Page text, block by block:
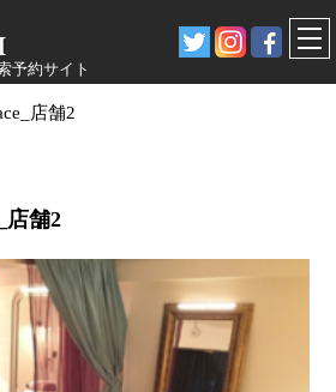
予約サイト
店舗2
店舗2